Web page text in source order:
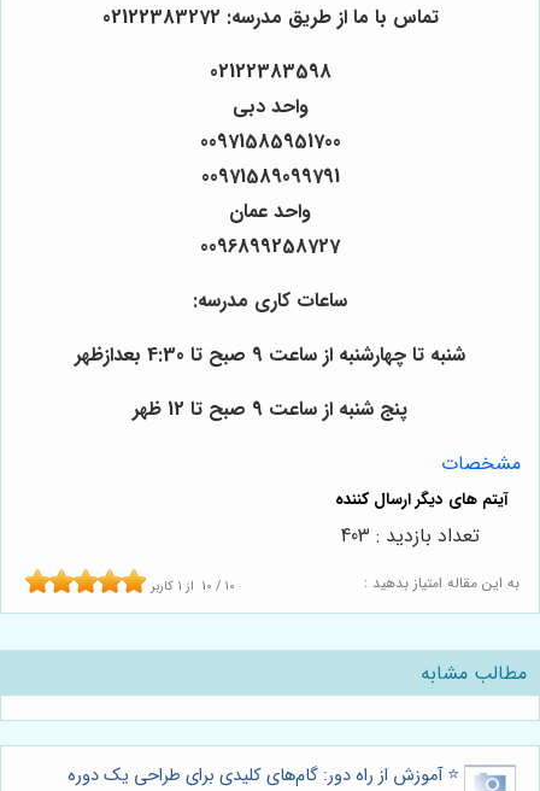
تماس با ما از طریق مدرسه: 02122383272
02122383598
واحد دبی
00971585951700
00971589099791
واحد عمان
0096899258727
ساعات کاری مدرسه:
شنبه تا چهارشنبه از ساعت 9 صبح تا 4:30 بعدازظهر
پنج شنبه از ساعت 9 صبح تا 12 ظهر
مشخصات
به این مقاله امتیاز بدهید : 10 / 10 از 1 کاربر
تعداد بازدید : 403
مطالب مشابه
⭐️ آموزش از راه دور: گام‌های کلیدی برای طراحی یک دوره